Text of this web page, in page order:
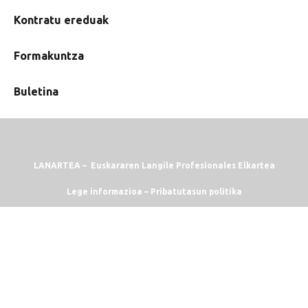
Kontratu ereduak
Formakuntza
Buletina
LANARTEA – Euskararen Langile Profesionales Elkartea
Lege informazioa – Pribatutasun politika